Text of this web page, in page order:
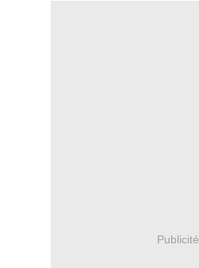
Publicité